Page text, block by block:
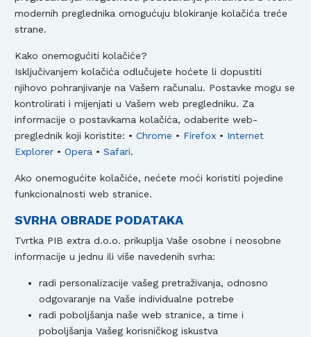
modernih preglednika omogućuju blokiranje kolačića treće
strane.
Kako onemogućiti kolačiće?
Isključivanjem kolačića odlučujete hoćete li dopustiti
njihovo pohranjivanje na Vašem računalu. Postavke mogu se
kontrolirati i mijenjati u Vašem web pregledniku. Za
informacije o postavkama kolačića, odaberite web-
preglednik koji koristite: • Chrome • Firefox • Internet
Explorer • Opera • Safari.
Ako onemogućite kolačiće, nećete moći koristiti pojedine
funkcionalnosti web stranice.
SVRHA OBRADE PODATAKA
Tvrtka PIB extra d.o.o. prikuplja Vaše osobne i neosobne
informacije u jednu ili više navedenih svrha:
radi personalizacije vašeg pretraživanja, odnosno
odgovaranje na Vaše individualne potrebe
radi poboljšanja naše web stranice, a time i
poboljšanja Vašeg korisničkog iskustva